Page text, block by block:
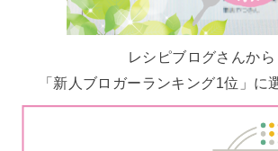
レシピブログさんから
「新人ブロガーランキング1位」に